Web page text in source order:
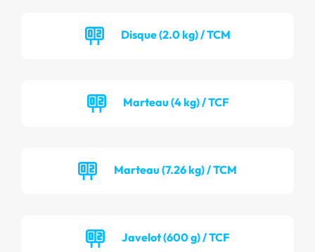
Disque (2.0 kg) / TCM
Marteau (4 kg) / TCF
Marteau (7.26 kg) / TCM
Javelot (600 g) / TCF